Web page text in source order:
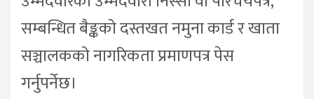
सम्बन्धित बैङ्कको दस्तखत नमुना कार्ड र खाता
सञ्चालकको नागरिकता प्रमाणपत्र पेस
गर्नुपर्नेछ।